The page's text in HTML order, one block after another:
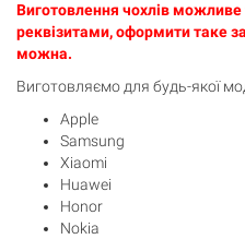
Виготовлення чохлів можливе
реквізитами, оформити таке
можна.
Виготовляємо для будь-якої
Apple
Samsung
Xiaomi
Huawei
Honor
Nokia